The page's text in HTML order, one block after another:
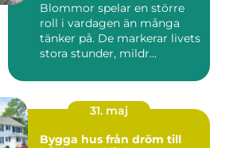
Blommor spelar en större
roll i vardagen än många
tänker på. De markerar livets
stora stunder, mildr...
31. maj
Bygga hus från dröm till